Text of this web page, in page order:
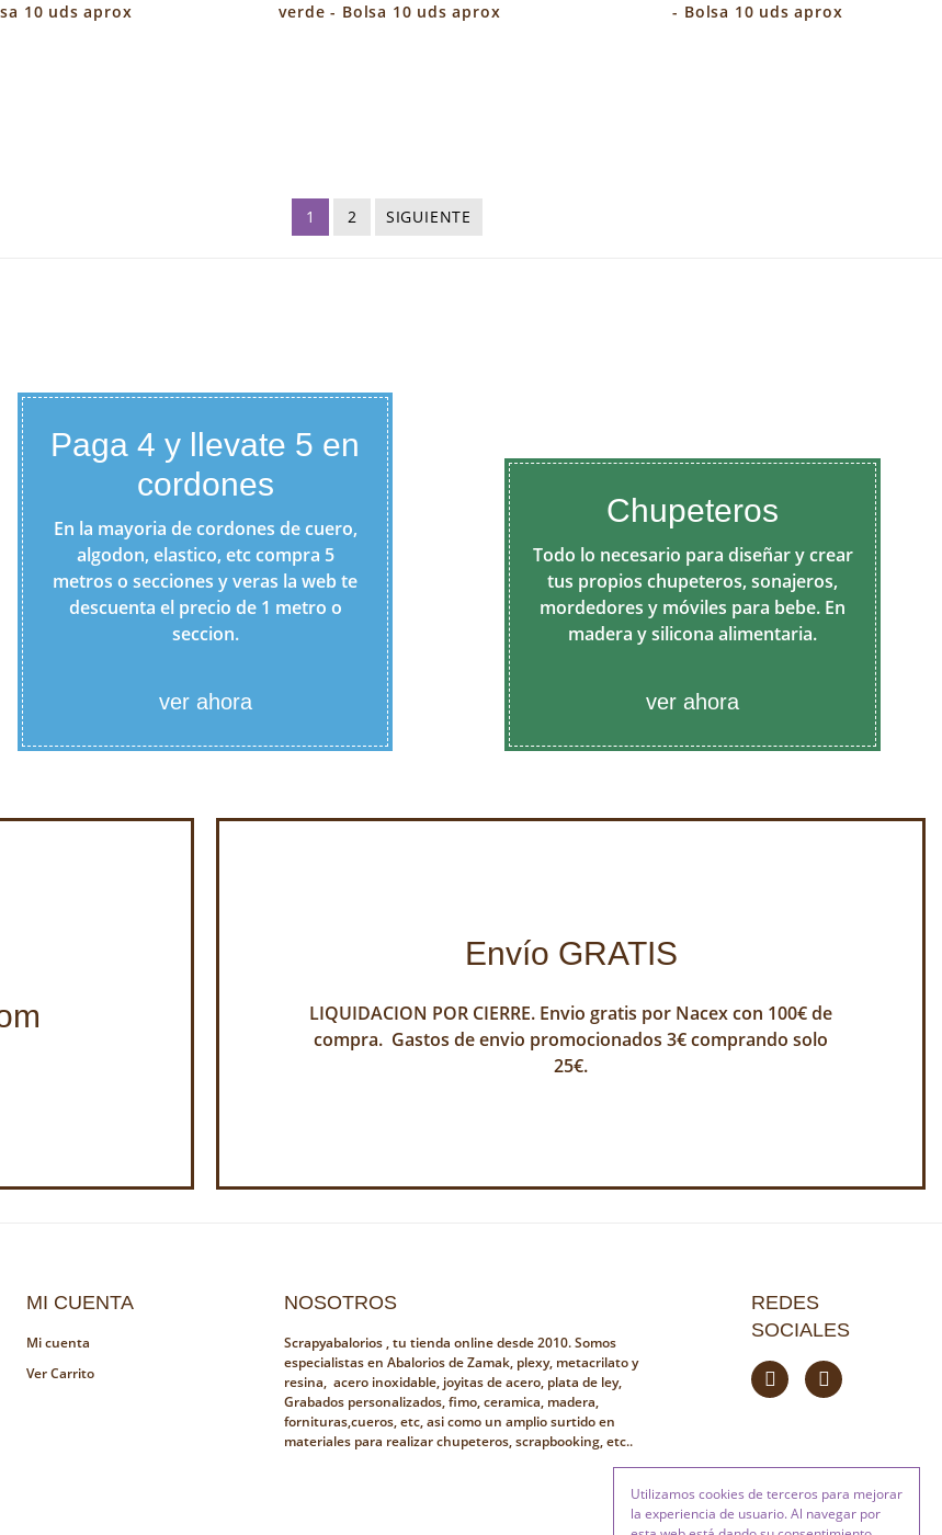
Utilizamos cookies de terceros para mejorar
la experiencia de usuario. Al navegar por
10 uds aprox
verde - Bolsa 10 uds aprox
- Bolsa 10 uds aprox
1 2 SIGUIENTE
Paga 4 y llevate 5 en
cordones
En la mayoria de cordones de cuero,
algodon, elastico, etc compra 5
metros o secciones y veras la web te
descuenta el precio de 1 metro o
seccion.
ver ahora
Chupeteros
Todo lo necesario para diseñar y crear
tus propios chupeteros, sonajeros,
mordedores y móviles para bebe. En
madera y silicona alimentaria.
ver ahora
Envío GRATIS
LIQUIDACION POR CIERRE. Envio gratis por Nacex con 100€ de
compra. Gastos de envio promocionados 3€ comprando solo
25€.
REDES
SOCIALES
MI CUENTA
Mi cuenta
Ver Carrito
NOSOTROS
Scrapyabalorios , tu tienda online desde 2010. Somos
especialistas en Abalorios de Zamak, plexy, metacrilato y
resina, acero inoxidable, joyitas de acero, plata de ley,
Grabados personalizados, fimo, ceramica, madera,
fornituras,cueros, etc, asi como un amplio surtido en
materiales para realizar chupeteros, scrapbooking, etc..